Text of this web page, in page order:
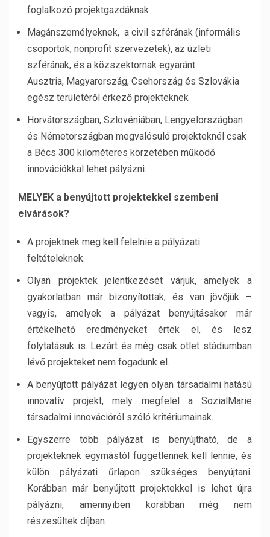
foglalkozó projektgazdáknak
Magánszemélyeknek, a civil szférának (informális
csoportok, nonprofit szervezetek), az üzleti
szférának, és a közszektornak egyaránt
Ausztria, Magyarország, Csehország és Szlovákia
egész területéről érkező projekteknek
Horvátországban, Szlovéniában, Lengyelországban
és Németországban megvalósuló projekteknél csak
a Bécs 300 kilométeres körzetében működő
innovációkkal lehet pályázni.
MELYEK a benyújtott projektekkel szembeni
elvárások?
A projektnek meg kell felelnie a pályázati
feltételeknek.
Olyan projektek jelentkezését várjuk, amelyek a
gyakorlatban már bizonyítottak, és van jövőjük –
vagyis, amelyek a pályázat benyújtásakor már
értékelhető eredményeket értek el, és lesz
folytatásuk is. Lezárt és még csak ötlet stádiumban
lévő projekteket nem fogadunk el.
A benyújtott pályázat legyen olyan társadalmi hatású
innovatív projekt, mely megfelel a SozialMarie
társadalmi innovációról szóló kritériumainak.
Egyszerre több pályázat is benyújtható, de a
projekteknek egymástól függetlennek kell lennie, és
külön pályázati űrlapon szükséges benyújtani.
Korábban már benyújtott projektekkel is lehet újra
pályázni, amennyiben korábban még nem
részesültek díjban.